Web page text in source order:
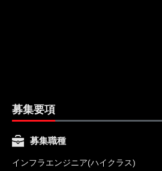
募集要項
募集職種
インフラエンジニア(ハイクラス)